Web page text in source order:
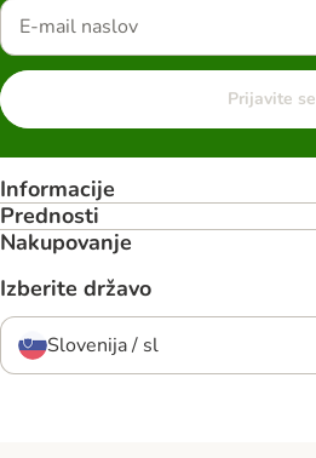
Prijavite se
Informacije
Prednosti
Nakupovanje
Izberite državo
Slovenija / sl